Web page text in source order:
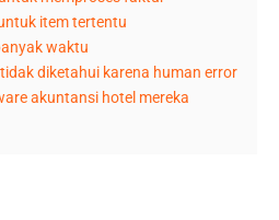
item tertentu
waktu
diketahui karena human error
akuntansi hotel mereka